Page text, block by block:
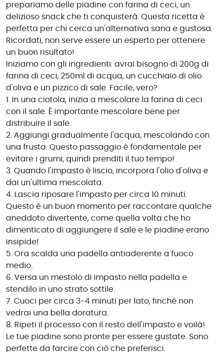
prepariamo delle piadine con farina di ceci, un
delizioso snack che ti conquisterà. Questa ricetta è
perfetta per chi cerca un'alternativa sana e gustosa.
Ricordati, non serve essere un esperto per ottenere
un buon risultato!
Iniziamo con gli ingredienti: avrai bisogno di 200g di
farina di ceci, 250ml di acqua, un cucchiaio di olio
d'oliva e un pizzico di sale. Facile, vero?
1. In una ciotola, inizia a mescolare la farina di ceci
con il sale. È importante mescolare bene per
distribuire il sale.
2. Aggiungi gradualmente l'acqua, mescolando con
una frusta. Questo passaggio è fondamentale per
evitare i grumi, quindi prenditi il tuo tempo!
3. Quando l'impasto è liscio, incorpora l'olio d'oliva e
dai un'ultima mescolata.
4. Lascia riposare l'impasto per circa 10 minuti.
Questo è un buon momento per raccontare qualche
aneddoto divertente, come quella volta che ho
dimenticato di aggiungere il sale e le piadine erano
insipide!
5. Ora scalda una padella antiaderente a fuoco
medio.
6. Versa un mestolo di impasto nella padella e
stendilo in uno strato sottile.
7. Cuoci per circa 3-4 minuti per lato, finché non
vedrai una bella doratura.
8. Ripeti il processo con il resto dell'impasto e voilà!
Le tue piadine sono pronte per essere gustate. Sono
perfette da farcire con ciò che preferisci.